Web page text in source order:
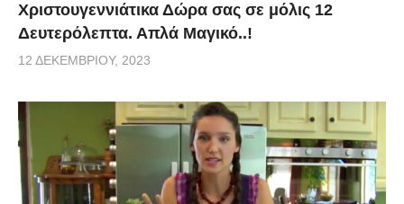
Χριστουγεννιάτικα Δώρα σας σε μόλις 12
Δευτερόλεπτα. Απλά Μαγικό..!
12 ΔΕΚΕΜΒΡΊΟΥ, 2023